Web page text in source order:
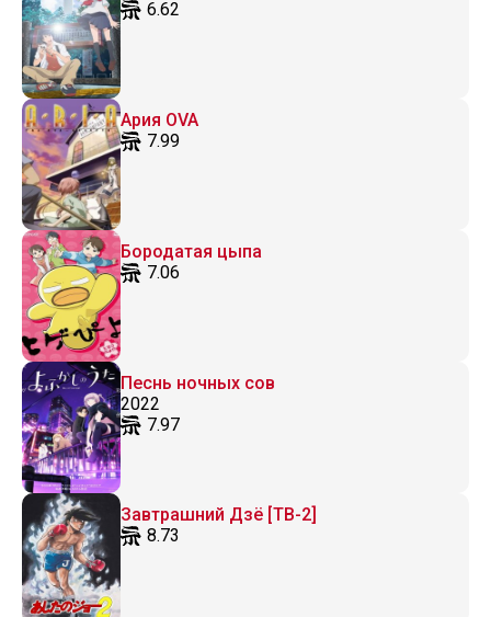
6.62
Ария OVA
7.99
Бородатая цыпа
7.06
Песнь ночных сов
2022
7.97
Завтрашний Дзё [ТВ-2]
8.73